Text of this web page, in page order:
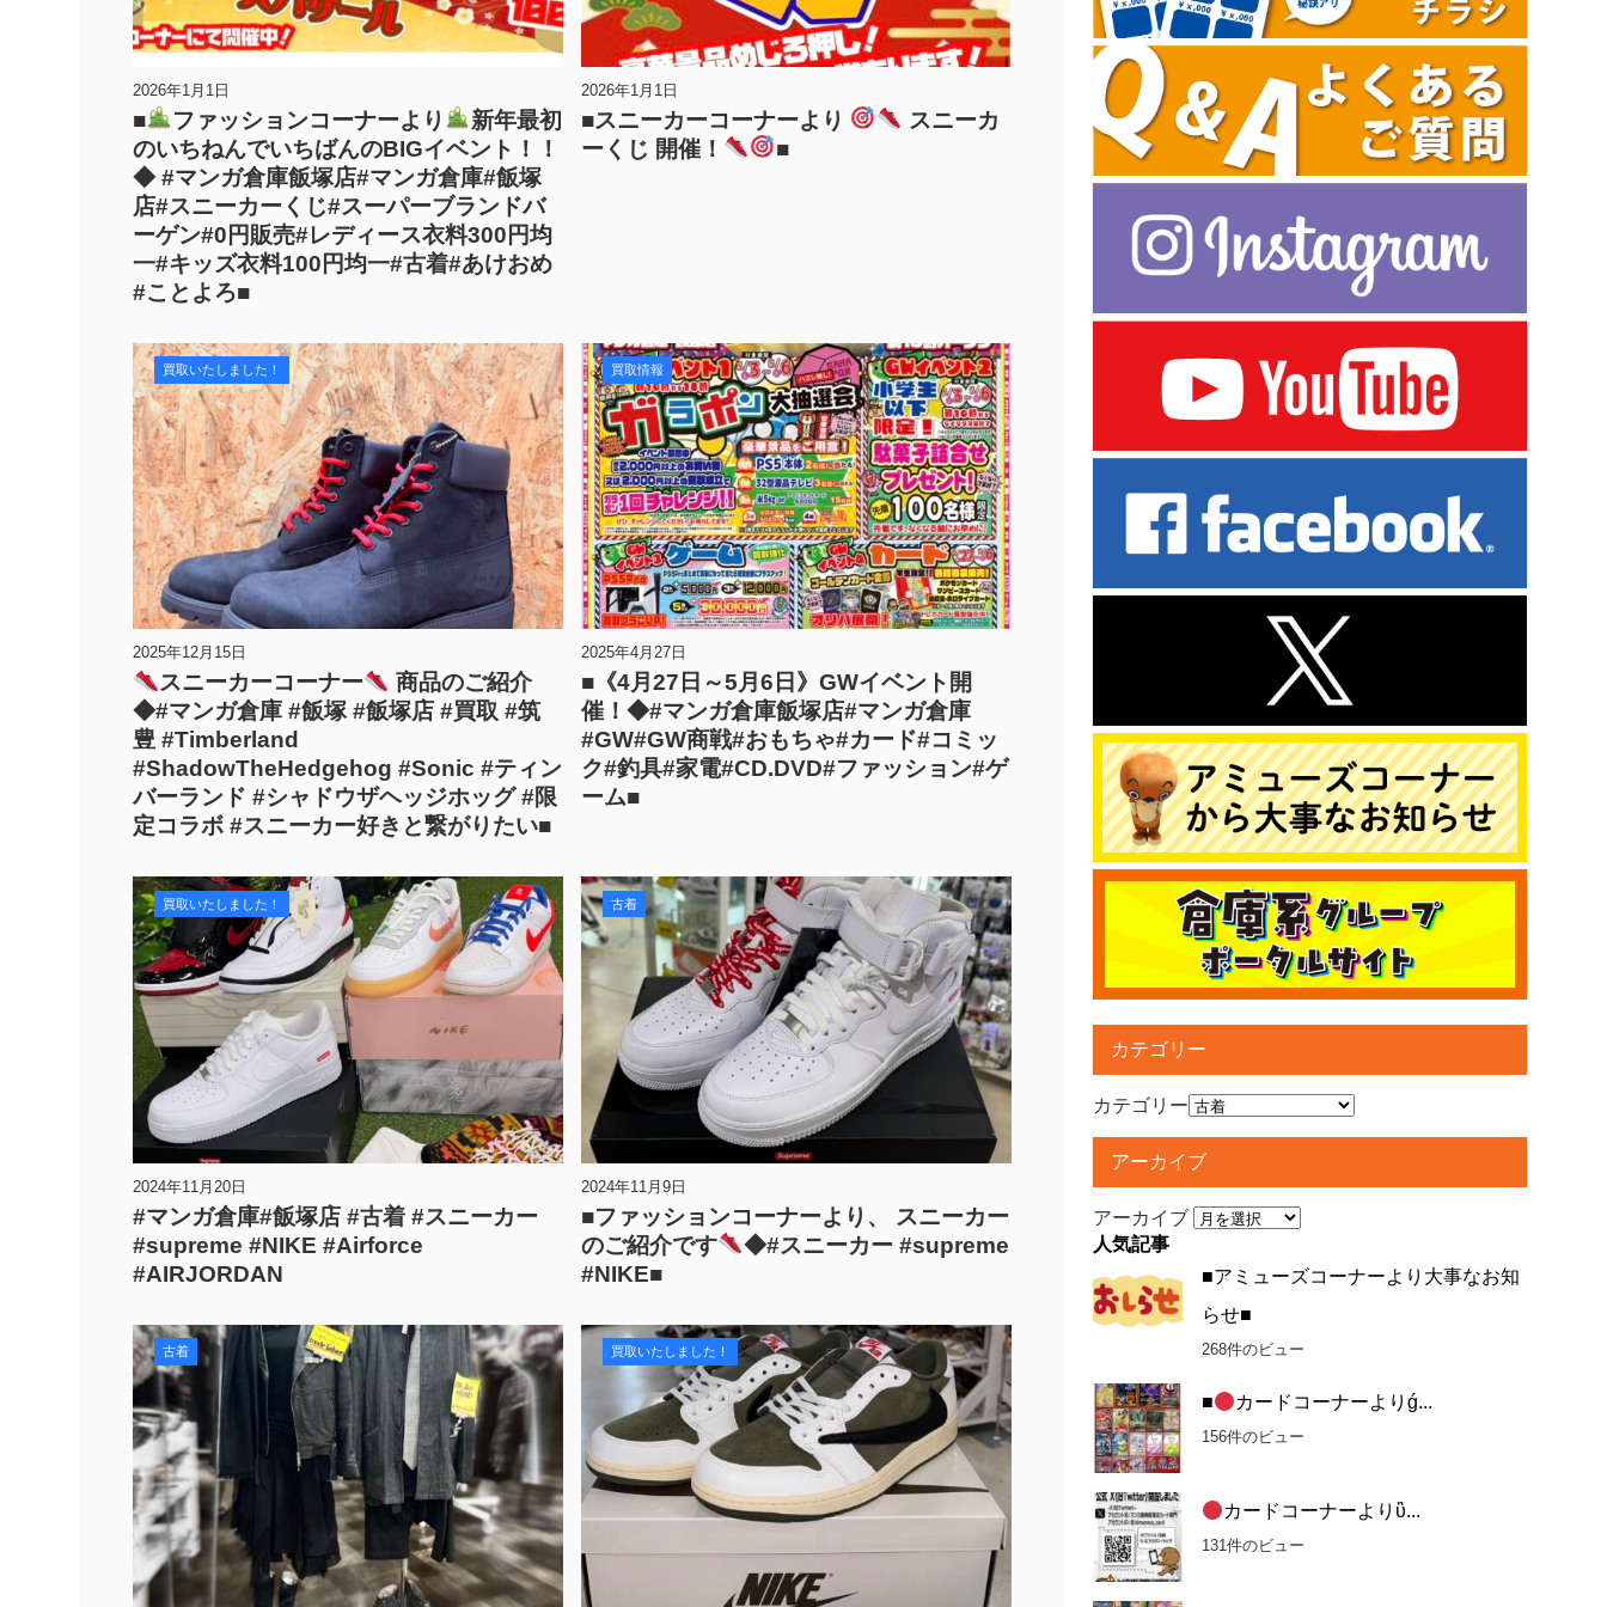
2026年1月1日
■ ファッションコーナーより
新年最初
のいちねんでいちばんのBIGイベント！！
◆ #マンガ倉庫飯塚店#マンガ倉庫#飯塚
店#スニーカーくじ#スーパーブランドバ
ーゲン#0円販売#レディース衣料300円均
一#キッズ衣料100円均一#古着#あけおめ
#ことよろ■
2026年1月1日
■スニーカーコーナーより
スニーカ
ーくじ 開催！
■
買取いたしました！
2025年12月15日
スニーカーコーナー
商品のご紹介
◆#マンガ倉庫 #飯塚 #飯塚店 #買取 #筑
豊 #Timberland
#ShadowTheHedgehog #Sonic #ティン
バーランド #シャドウザヘッジホッグ #限
定コラボ #スニーカー好きと繋がりたい■
買取情報
2025年4月27日
■《4月27日～5月6日》GWイベント開
催！◆#マンガ倉庫飯塚店#マンガ倉庫
#GW#GW商戦#おもちゃ#カード#コミッ
ク#釣具#家電#CD.DVD#ファッション#ゲ
ーム■
買取いたしました！
2024年11月20日
#マンガ倉庫#飯塚店 #古着 #スニーカー
#supreme #NIKE #Airforce
#AIRJORDAN
古着
2024年11月9日
■ファッションコーナーより、 スニーカー
のご紹介です
◆#スニーカー #supreme
#NIKE■
古着 買取いたしました！
カテゴリー
カテゴリー
アーカイブ
アーカイブ
人気記事
■アミューズコーナーより大事なお知
らせ■
268件のビュー
■ カードコーナーよりǵ...
156件のビュー
カードコーナーよりὓ...
131件のビュー